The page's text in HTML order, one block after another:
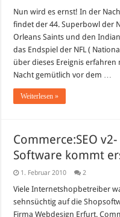
Nun wird es ernst! In der
findet der 44. Superbowl der
Orleans Saints und den
das Endspiel der NFL (
über dieses Ereignis erfahren
Nacht gemütlich vor dem …
Weiterlesen »
Commerce:SEO
Software kommt
1. Februar 2010 2
Viele Internetshopbetreiber
sehnsüchtig auf die
Firma Webdesign Erfurt.